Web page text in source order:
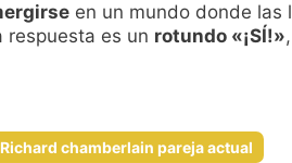
en un mundo donde las
respuesta es un rotundo «¡SÍ!»,
Richard chamberlain pareja actual